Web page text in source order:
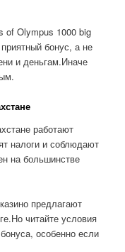
of Olympus 1000 big
бонус, а не
и деньгам.Иначе
работают
налоги и соблюдают
на большинстве
предлагают
читайте условия
особенно если